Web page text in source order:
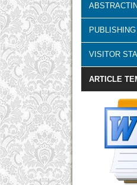
VISITOR
ARTICLE